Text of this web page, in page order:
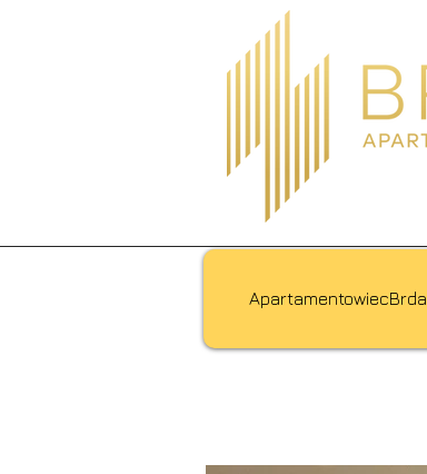
ApartamentowiecBrda